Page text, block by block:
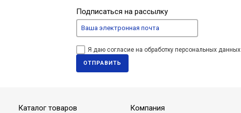
Подписаться на рассылку
Я даю согласие на обработку персональных данных
ОТПРАВИТЬ
Каталог товаров Компания